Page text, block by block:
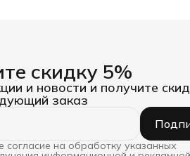
скидку 5%
и новости и получите
заказ
на обработку указанных